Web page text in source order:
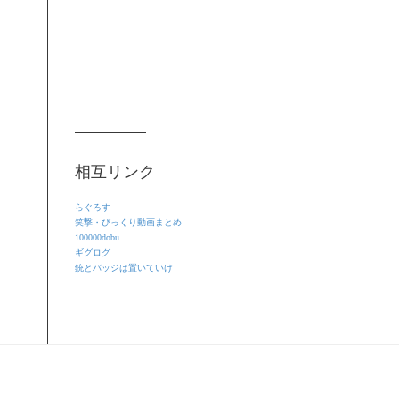
相互リンク
らぐろす
笑撃・びっくり動画まとめ
100000dobu
ギグログ
銃とバッジは置いていけ